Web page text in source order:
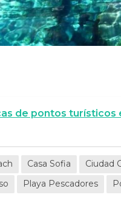
de pontos turísticos
Casa Sofia Ciudad
Playa Pescadores